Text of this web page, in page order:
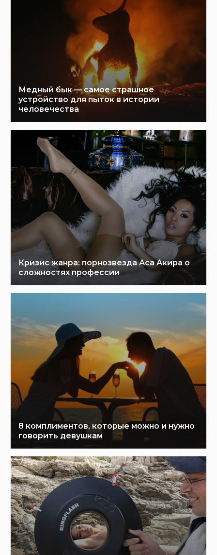
Медный бык — самое страшное
устройство для пыток в истории
человечества
Кризис жанра: порнозвезда Аса Акира о
сложностях профессии
8 комплиментов, которые можно и нужно
говорить девушкам